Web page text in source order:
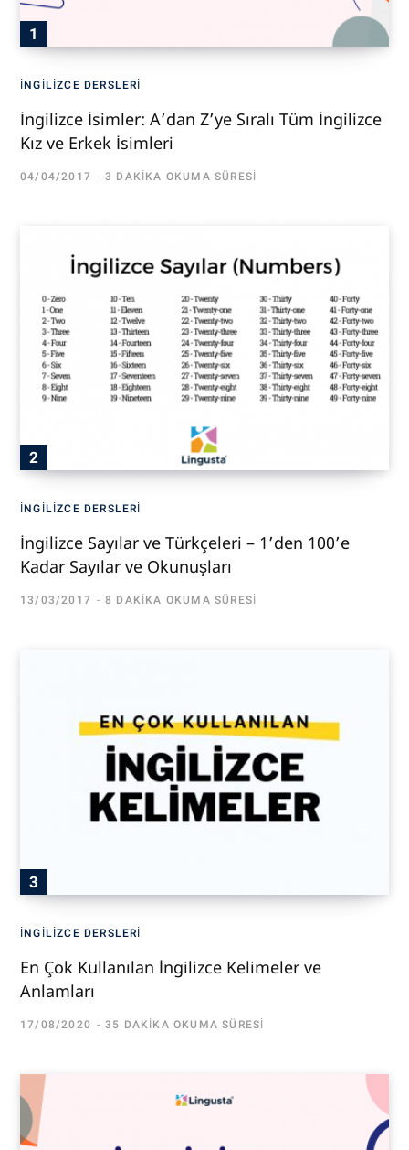
İNGILIZCE DERSLERI
İngilizce İsimler: A’dan Z’ye Sıralı Tüm İngilizce
Kız ve Erkek İsimleri
04/04/2017 3 DAKIKA OKUMA SÜRESI
İNGILIZCE DERSLERI
İngilizce Sayılar ve Türkçeleri – 1’den 100’e
Kadar Sayılar ve Okunuşları
13/03/2017 8 DAKIKA OKUMA SÜRESI
İNGILIZCE DERSLERI
En Çok Kullanılan İngilizce Kelimeler ve
Anlamları
17/08/2020 35 DAKIKA OKUMA SÜRESI